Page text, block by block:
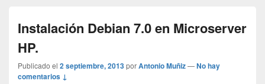
Instalación Debian 7.0 en Microserver
HP.
Publicado el 2 septiembre, 2013porAntonio Muñiz—No hay
comentarios ↓